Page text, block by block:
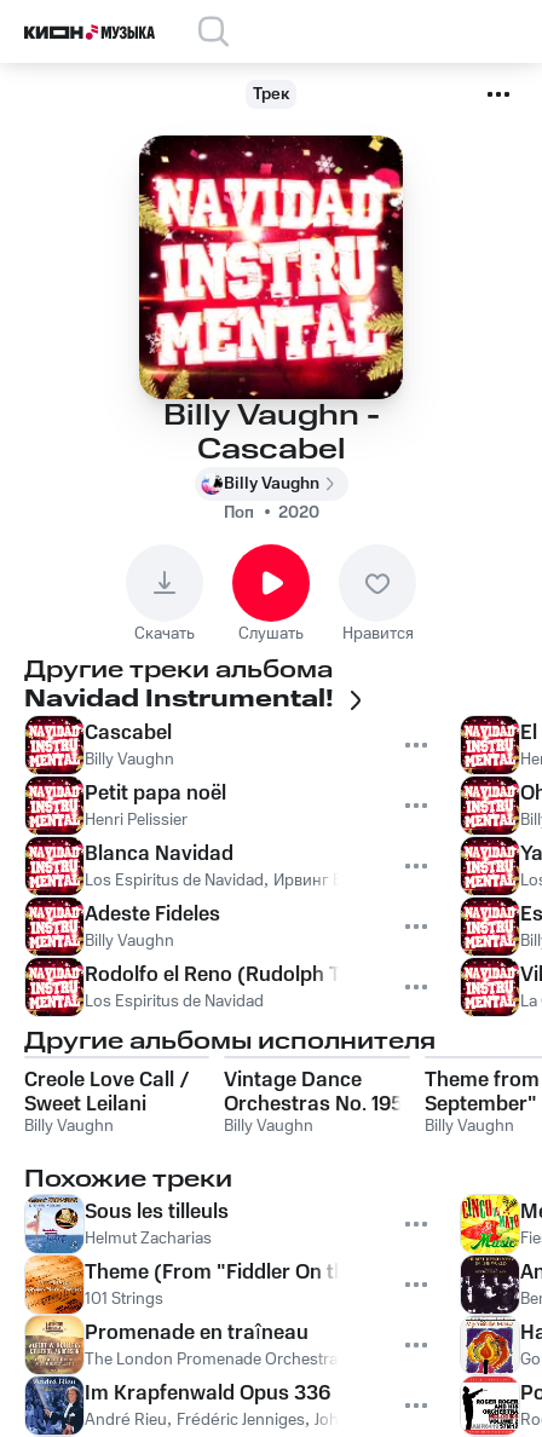
Трек
Billy Vaughn -
Cascabel
Billy Vaughn
Поп
2020
Скачать Слушать Нравится
Другие треки альбома
Navidad Instrumental!
Cascabel
Billy Vaughn
Petit papa noël
Henri Pelissier
Blanca Navidad
Los Espiritus de Navidad, Ирвинг Берлин
Adeste Fideles
Billy Vaughn
Rodolfo el Reno (Rudolph The Red Nose
Los Espiritus de Navidad
Другие альбомы исполнителя
Creole Love Call /
Sweet Leilani
Billy Vaughn
Vintage Dance
Orchestras No. 195
- EP: La Paloma
Billy Vaughn
Theme
September"
Billy Vaughn
Похожие треки
Sous les tilleuls
Helmut Zacharias
Theme (From "Fiddler On the Roof")
101 Strings
Promenade en traîneau
The London Promenade Orchestra
Im Krapfenwald Opus 336
André Rieu, Frédéric Jenniges, Johann Strauss Orchestra,